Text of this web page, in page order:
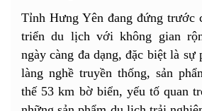
Tỉnh Hưng Yên đang đứng trước
triển du lịch với không gian
ngày càng đa dạng, đặc biệt là sự
làng nghề truyền thống, sản
thế 53 km bờ biển, yếu tố quan